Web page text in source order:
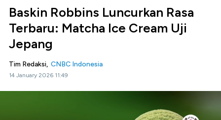
Baskin Robbins Luncurkan Rasa
Terbaru: Matcha Ice Cream Uji
Jepang
Tim Redaksi, CNBC Indonesia
14 January 2026 11:49